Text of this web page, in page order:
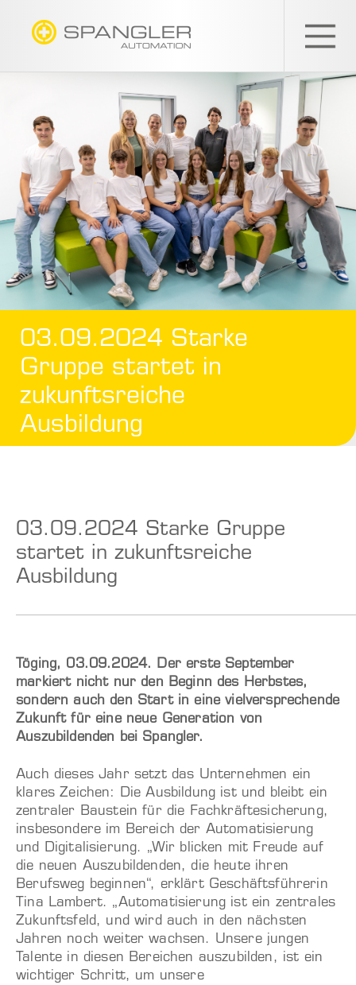
03.09.2024 Starke
Gruppe startet in
zukunftsreiche
Ausbildung
03.09.2024 Starke Gruppe
startet in zukunftsreiche
Ausbildung
Töging, 03.09.2024. Der erste September
markiert nicht nur den Beginn des Herbstes,
sondern auch den Start in eine vielversprechende
Zukunft für eine neue Generation von
Auszubildenden bei Spangler.
Auch dieses Jahr setzt das Unternehmen ein
klares Zeichen: Die Ausbildung ist und bleibt ein
zentraler Baustein für die Fachkräftesicherung,
insbesondere im Bereich der Automatisierung
und Digitalisierung. „Wir blicken mit Freude auf
die neuen Auszubildenden, die heute ihren
Berufsweg beginnen“, erklärt Geschäftsführerin
Tina Lambert. „Automatisierung ist ein zentrales
Zukunftsfeld, und wird auch in den nächsten
Jahren noch weiter wachsen. Unsere jungen
Talente in diesen Bereichen auszubilden, ist ein
wichtiger Schritt, um unsere